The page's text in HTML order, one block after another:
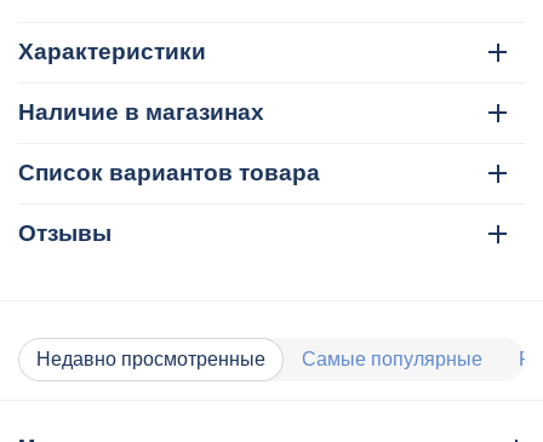
Характеристики
Наличие в магазинах
Список вариантов товара
Отзывы
Недавно просмотренные Самые популярные